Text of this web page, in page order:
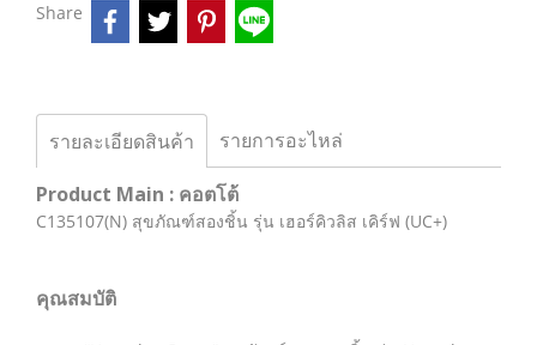
Share
รายละเอียดสินค้า รายการอะไหล่
Product Main : คอตโต้
C135107(N) สุขภัณฑ์สองชิ้น รุ่น เฮอร์คิวลิส เคิร์ฟ (UC+)
คุณสมบัติ